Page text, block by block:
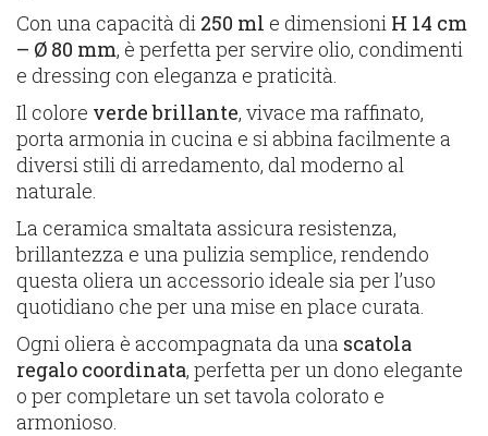
Con una capacità di 250 ml e dimensioni H 14 cm
– Ø 80 mm, è perfetta per servire olio, condimenti
e dressing con eleganza e praticità.
Il colore verde brillante, vivace ma raffinato,
porta armonia in cucina e si abbina facilmente a
diversi stili di arredamento, dal moderno al
naturale.
La ceramica smaltata assicura resistenza,
brillantezza e una pulizia semplice, rendendo
questa oliera un accessorio ideale sia per l’uso
quotidiano che per una mise en place curata.
Ogni oliera è accompagnata da una scatola
regalo coordinata, perfetta per un dono elegante
o per completare un set tavola colorato e
armonioso.